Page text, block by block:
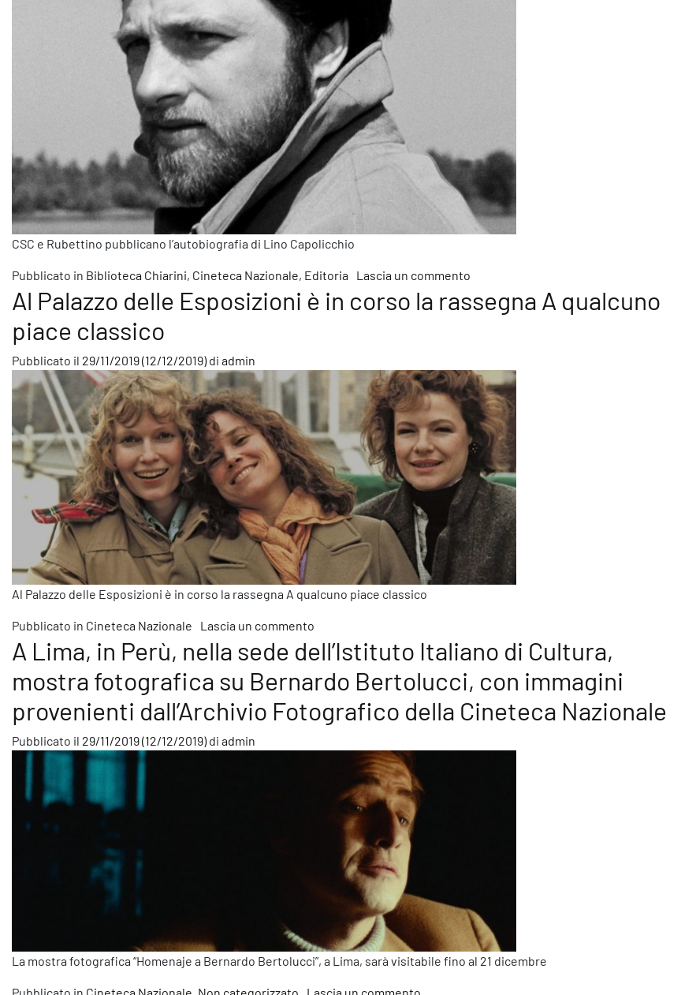
CSC e Rubettino pubblicano l’autobiografia di Lino Capolicchio
Pubblicato in Biblioteca Chiarini, Cineteca Nazionale, Editoria Lascia un commento su CSC e Rubettino pubblicano
Al Palazzo delle Esposizioni è in corso la rassegna A qualcuno
piace classico
Pubblicato il 29/11/2019(12/12/2019)di admin
Al Palazzo delle Esposizioni è in corso la rassegna A qualcuno piace classico
Pubblicato in Cineteca Nazionale Lascia un commento
A Lima, in Perù, nella sede dell’Istituto Italiano di Cultura,
mostra fotografica su Bernardo Bertolucci, con immagini
provenienti dall’Archivio Fotografico della Cineteca Nazionale
Pubblicato il 29/11/2019(12/12/2019)di admin
La mostra fotografica “Homenaje a Bernardo Bertolucci”, a Lima, sarà visitabile fino al 21 dicembre
Pubblicato in Cineteca Nazionale Non categorizzato Lascia un commento